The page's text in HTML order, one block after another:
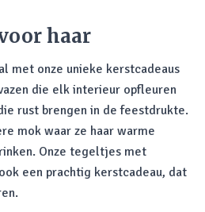
haar
met onze unieke kerstcadeaus
die elk interieur opfleuren
rust brengen in de feestdrukte.
mok waar ze haar warme
Onze tegeltjes met
een prachtig kerstcadeau, dat